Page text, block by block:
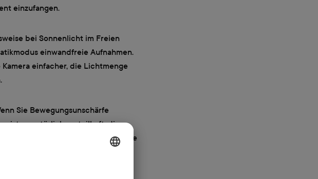
einzufangen.
bei Sonnenlicht im Freien
einwandfreie Aufnahmen.
einfacher, die Lichtmenge
Sie Bewegungsunschärfe
ist es natürlich vorteilhaft, die
Wenn Sie die Tiefenschärfe
oder zu schärfen, ist Aperture